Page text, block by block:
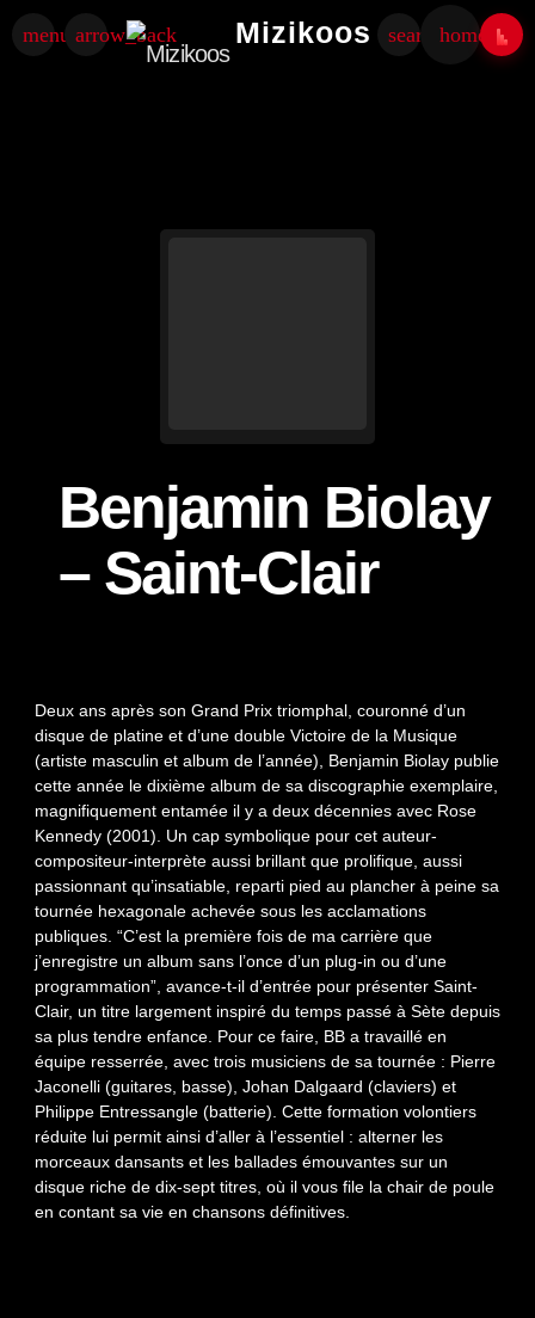
menu arrow_back Mizikoos searchhome
Benjamin Biolay
– Saint-Clair
Deux ans après son Grand Prix triomphal, couronné d’un
disque de platine et d’une double Victoire de la Musique
(artiste masculin et album de l’année), Benjamin Biolay publie
cette année le dixième album de sa discographie exemplaire,
magnifiquement entamée il y a deux décennies avec Rose
Kennedy (2001). Un cap symbolique pour cet auteur-
compositeur-interprète aussi brillant que prolifique, aussi
passionnant qu’insatiable, reparti pied au plancher à peine sa
tournée hexagonale achevée sous les acclamations
publiques. “C’est la première fois de ma carrière que
j’enregistre un album sans l’once d’un plug-in ou d’une
programmation”, avance-t-il d’entrée pour présenter Saint-
Clair, un titre largement inspiré du temps passé à Sète depuis
sa plus tendre enfance. Pour ce faire, BB a travaillé en
équipe resserrée, avec trois musiciens de sa tournée : Pierre
Jaconelli (guitares, basse), Johan Dalgaard (claviers) et
Philippe Entressangle (batterie). Cette formation volontiers
réduite lui permit ainsi d’aller à l’essentiel : alterner les
morceaux dansants et les ballades émouvantes sur un
disque riche de dix-sept titres, où il vous file la chair de poule
en contant sa vie en chansons définitives.